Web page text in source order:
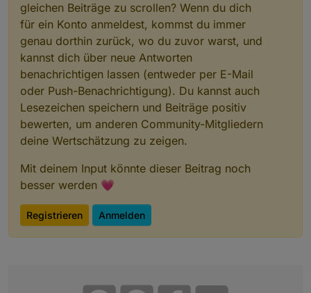
gleichen Beiträge zu scrollen? Wenn du dich
für ein Konto anmeldest, kommst du immer
genau dorthin zurück, wo du zuvor warst, und
kannst dich über neue Antworten
benachrichtigen lassen (entweder per E-Mail
oder Push-Benachrichtigung). Du kannst auch
Lesezeichen speichern und Beiträge positiv
bewerten, um anderen Community-Mitgliedern
deine Wertschätzung zu zeigen.
Mit deinem Input könnte dieser Beitrag noch
besser werden 💗
Registrieren Anmelden